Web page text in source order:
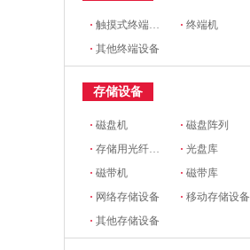
·触摸式终端设备 ·终端机
·其他终端设备
存储设备
·磁盘机 ·磁盘阵列
·存储用光纤交换机 ·光盘库
·磁带机 ·磁带库
· 网络存储设备 ·移动存储设备
·其他存储设备